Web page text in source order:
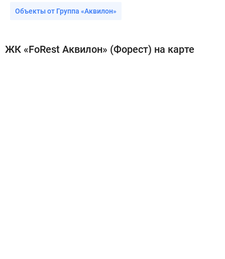
Объекты от Группа «Аквилон»
ЖК «FoRest Аквилон» (Форест) на карте